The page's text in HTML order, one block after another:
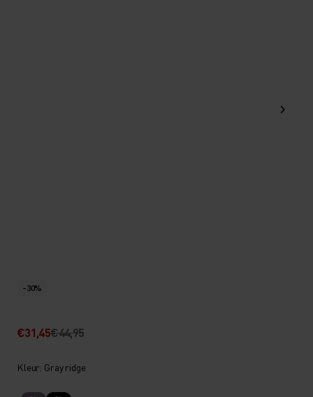
-30%
€31,45€44,95
Kleur: Gray ridge